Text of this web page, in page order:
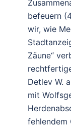
befeuern
wir, wie
Zäune“
Detlev W.
mit
fehlendem